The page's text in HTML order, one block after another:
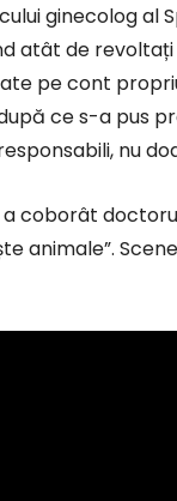
ginecolog al
atât de
pe cont
ce s-a pus
nu
coborât
animale”.